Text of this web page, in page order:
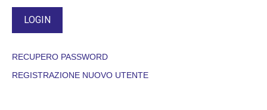
RECUPERO PASSWORD
REGISTRAZIONE NUOVO UTENTE